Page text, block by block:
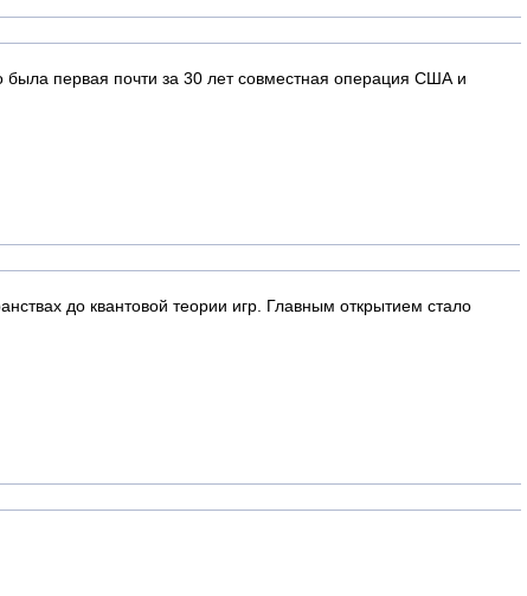
первая почти за 30 лет совместная операция США и
до квантовой теории игр. Главным открытием стало